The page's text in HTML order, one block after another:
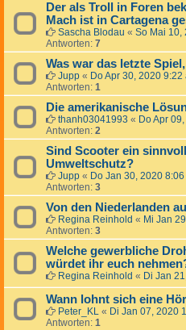
Der als Troll in Foren
Mach ist in Cartagena
Sascha Blodau « So Mai 10,
Antworten: 7
Was war das letzte
Jupp « Do Apr 30, 2020 9:22
Antworten: 1
Die amerikanische
thanh03041993 « Do Apr
Antworten: 2
Sind Scooter ein
Umweltschutz?
Jupp « Do Jan 30, 2020
Antworten: 3
Von den Niederlanden
Regina Reinhold « Mi Jan
Antworten: 3
Welche gewerbliche
würdet ihr euch
Regina Reinhold « Di Jan
Wann lohnt sich eine
Peter_KL « Di Jan 07, 2020
Antworten: 1